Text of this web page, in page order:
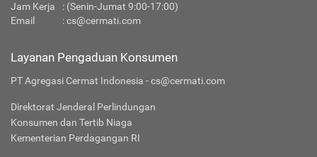
Jam Kerja
: (Senin-Jumat 9:00-17:00)
Email
:cs@cermati.com
Layanan Pengaduan Konsumen
PT Agregasi Cermat Indonesia - cs@cermati.com
Direktorat Jenderal Perlindungan
Konsumen dan Tertib Niaga
Kementerian Perdagangan RI